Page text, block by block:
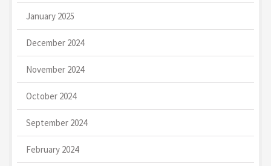
January 2025
December 2024
November 2024
October 2024
September 2024
February 2024